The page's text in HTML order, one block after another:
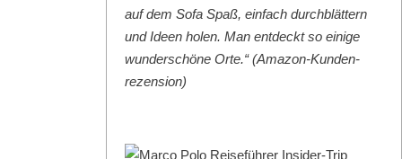
auf dem Sofa Spaß, ein­fach durch­blät­tern
und Ideen holen. Man ent­deckt so einige
wun­der­schöne Orte.“ (Ama­zon-Kun­den­
rezen­sion)